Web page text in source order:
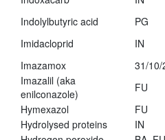
Indolylbutyric acid
PG
Imidacloprid
IN
Imazamox
31/10/
Imazalil (aka
enilconazole)
FU
Hymexazol
FU
Hydrolysed proteins
IN